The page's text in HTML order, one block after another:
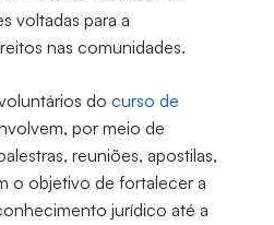
voltadas para a
nas comunidades.
do curso de
por meio de
reuniões, apostilas,
o objetivo de fortalecer a
jurídico até a